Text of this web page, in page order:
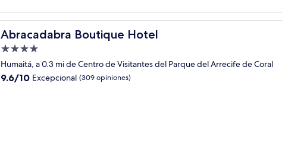
Abracadabra Boutique Hotel
Abracadabra Boutique Hotel
Propiedad
de
4.0
Humaitá, a 0.3 mi de Centro de Visitantes del Parque del Arrecife de Coral
9.6
9.6/10 Excepcional (309 opiniones)